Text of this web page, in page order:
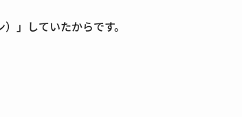
」していたからです。